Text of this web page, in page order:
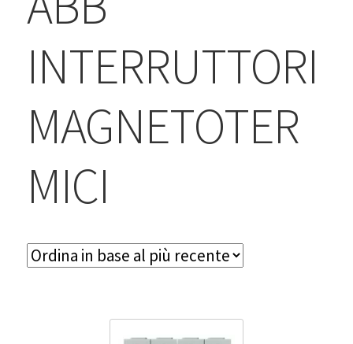
BLOG
Accedi/Registrati
INTERRUTTORI
MAGNETOTER
MICI